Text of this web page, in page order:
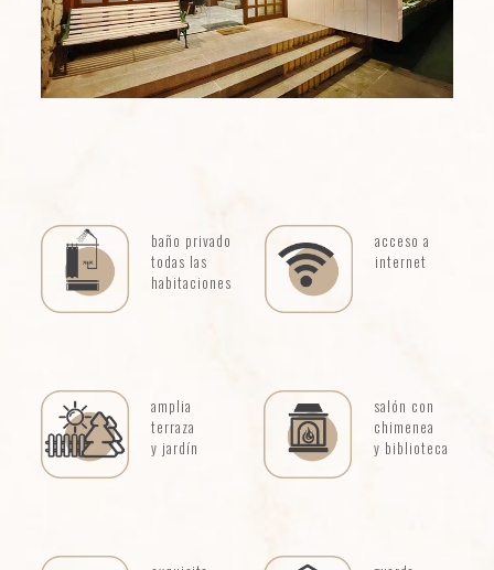
baño privado
todas las
habitaciones
acceso a
internet
amplia
terraza
y jardín
salón con
chimenea
y biblioteca